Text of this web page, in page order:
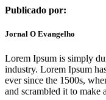
Publicado por:
Jornal O Evangelho
Lorem Ipsum is simply
industry. Lorem Ipsum
ever since the 1500s,
and scrambled it to make